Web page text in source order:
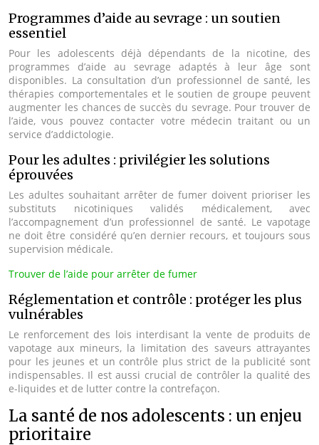
Programmes d’aide au sevrage : un soutien
essentiel
Pour les adolescents déjà dépendants de la nicotine, des
programmes d’aide au sevrage adaptés à leur âge sont
disponibles. La consultation d’un professionnel de santé, les
thérapies comportementales et le soutien de groupe peuvent
augmenter les chances de succès du sevrage. Pour trouver de
l’aide, vous pouvez contacter votre médecin traitant ou un
service d’addictologie.
Pour les adultes : privilégier les solutions
éprouvées
Les adultes souhaitant arrêter de fumer doivent prioriser les
substituts nicotiniques validés médicalement, avec
l’accompagnement d’un professionnel de santé. Le vapotage
ne doit être considéré qu’en dernier recours, et toujours sous
supervision médicale.
Trouver de l’aide pour arrêter de fumer
Réglementation et contrôle : protéger les plus
vulnérables
Le renforcement des lois interdisant la vente de produits de
vapotage aux mineurs, la limitation des saveurs attrayantes
pour les jeunes et un contrôle plus strict de la publicité sont
indispensables. Il est aussi crucial de contrôler la qualité des
e-liquides et de lutter contre la contrefaçon.
La santé de nos adolescents : un enjeu
prioritaire